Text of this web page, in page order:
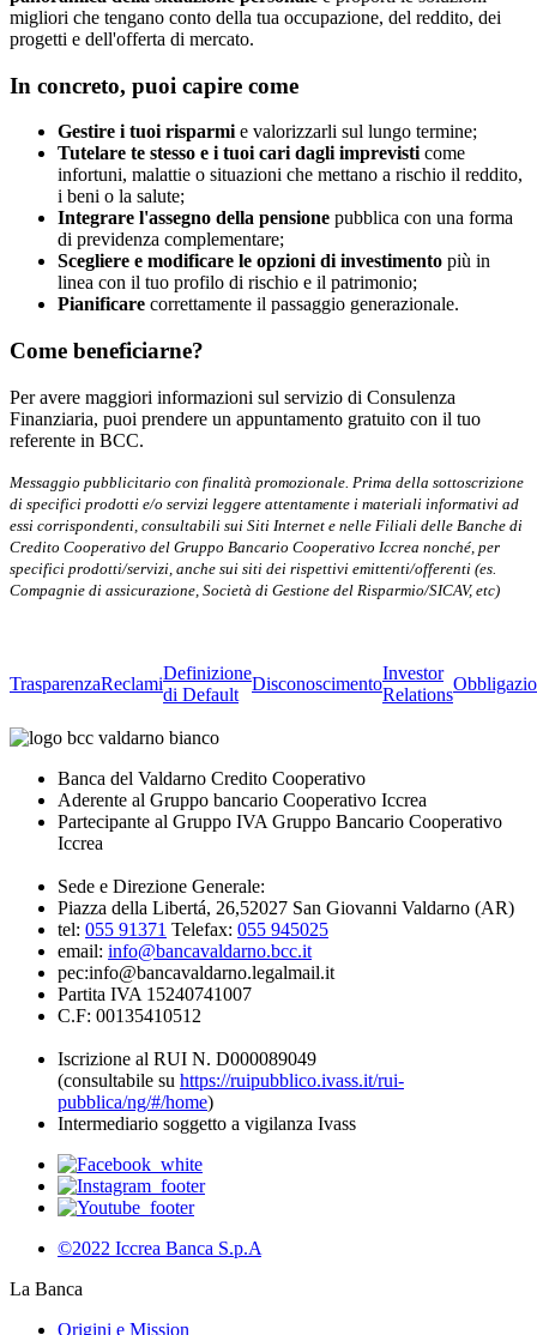
migliori che tengano conto della tua occupazione, del reddito, dei
progetti e dell'offerta di mercato.
In concreto, puoi capire come
Gestire i tuoi risparmie valorizzarli sul lungo termine;
Tutelare te stesso e i tuoi cari dagli imprevisticome
infortuni, malattie o situazioni che mettano a rischio il reddito,
i beni o la salute;
Integrare l'assegno della pensione pubblica con una forma
di previdenza complementare;
Scegliere e modificare le opzioni di investimento più in
linea con il tuo profilo di rischio e il patrimonio;
Pianificare correttamente il passaggio generazionale.
Come beneficiarne?
Per avere maggiori informazioni sul servizio di Consulenza
Finanziaria, puoi prendere un appuntamento gratuito con il tuo
referente in BCC.
Messaggio pubblicitario con finalità promozionale. Prima della sottoscrizione
di specifici prodotti e/o servizi leggere attentamente i materiali informativi ad
essi corrispondenti, consultabili sui Siti Internet e nelle Filiali delle Banche di
Credito Cooperativo del Gruppo Bancario Cooperativo Iccrea nonché, per
specifici prodotti/servizi, anche sui siti dei rispettivi emittenti/offerenti (es.
Compagnie di assicurazione, Società di Gestione del Risparmio/SICAV, etc)
TrasparenzaReclami
Definizione
di Default
Disconoscimento
Investor
Relations
Banca del Valdarno Credito Cooperativo
Aderente al Gruppo bancario Cooperativo Iccrea
Partecipante al Gruppo IVA Gruppo Bancario Cooperativo
Iccrea
Sede e Direzione Generale:
Piazza della Libertá, 26,52027 San Giovanni Valdarno (AR)
tel: 055 91371 Telefax: 055 945025
email: info@bancavaldarno.bcc.it
pec:info@bancavaldarno.legalmail.it
Partita IVA 15240741007
C.F: 00135410512
Iscrizione al RUI N. D000089049
(consultabile su https://ruipubblico.ivass.it/rui-
pubblica/ng/#/home)
Intermediario soggetto a vigilanza Ivass
©2022 Iccrea Banca S.p.A
La Banca
Origini e Mission